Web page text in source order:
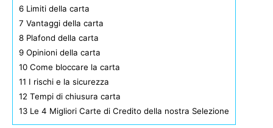
6 Limiti della carta
7 Vantaggi della carta
8 Plafond della carta
9 Opinioni della carta
10 Come bloccare la carta
11 I rischi e la sicurezza
12 Tempi di chiusura carta
13 Le 4 Migliori Carte di Credito della nostra Selezione